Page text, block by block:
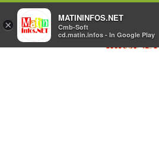
×
MATININFOS.NET
Cmb-Soft
cd.matin.infos - In Google Play